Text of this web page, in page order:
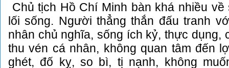
Chủ tịch Hồ Chí Minh bàn khá nhiều
lối sống. Người thẳng thắn đấu tranh
nhân chủ nghĩa, sống ích kỷ, thực dụng,
thu vén cá nhân, không quan tâm đến
ghét, đố kỵ, so bì, tị nạnh, không